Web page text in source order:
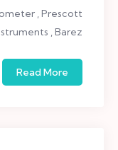
, Prescott
, Barez
Read More